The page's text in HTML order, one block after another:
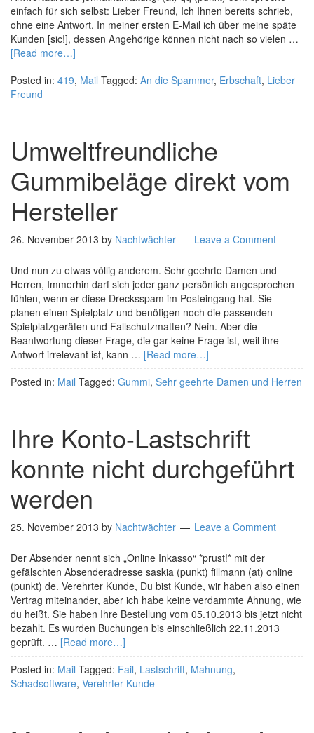
einfach für sich selbst: Lieber Freund, Ich Ihnen bereits schrieb,
ohne eine Antwort. In meiner ersten E-Mail ich über meine späte
Kunden [sic!], dessen Angehörige können nicht nach so vielen …
[Read more…]
Posted in: 419, Mail Tagged: An die Spammer, Erbschaft, Lieber
Freund
Umweltfreundliche
Gummibeläge direkt vom
Hersteller
26. November 2013 by Nachtwächter Leave a Comment
Und nun zu etwas völlig anderem. Sehr geehrte Damen und
Herren, Immerhin darf sich jeder ganz persönlich angesprochen
fühlen, wenn er diese Drecksspam im Posteingang hat. Sie
planen einen Spielplatz und benötigen noch die passenden
Spielplatzgeräten und Fallschutzmatten? Nein. Aber die
Beantwortung dieser Frage, die gar keine Frage ist, weil ihre
Antwort irrelevant ist, kann … [Read more…]
Posted in: Mail Tagged: Gummi, Sehr geehrte Damen und Herren
Ihre Konto-Lastschrift
konnte nicht durchgeführt
werden
25. November 2013 by Nachtwächter Leave a Comment
Der Absender nennt sich „Online Inkasso“ *prust!* mit der
gefälschten Absenderadresse saskia (punkt) fillmann (at) online
(punkt) de. Verehrter Kunde, Du bist Kunde, wir haben also einen
Vertrag miteinander, aber ich habe keine verdammte Ahnung, wie
du heißt. Sie haben Ihre Bestellung vom 05.10.2013 bis jetzt nicht
bezahlt. Es wurden Buchungen bis einschließlich 22.11.2013
geprüft. … [Read more…]
Posted in: Mail Tagged: Fail, Lastschrift, Mahnung,
Schadsoftware, Verehrter Kunde